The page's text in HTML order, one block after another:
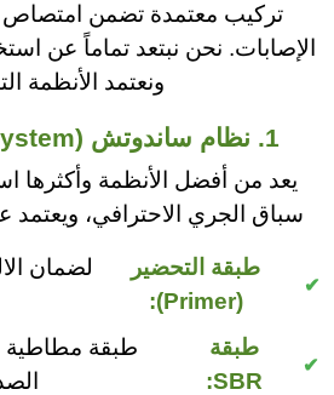
تركيب معتمدة تضمن امتصاص
الإصابات. نحن نبتعد تماماً عن
ونعتمد الأنظمة
1. نظام ساندوتش (Sandwich System)
يعد من أفضل الأنظمة وأكثرها
سباق الجري الاحترافي،
طبقة التحضير
(Primer):
لضمان
طبقة
SBR:
طبقة مطاطية